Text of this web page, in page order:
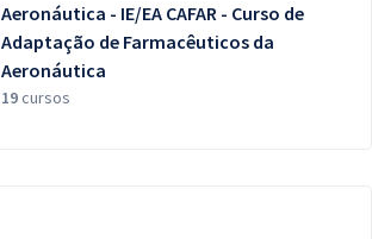
Aeronáutica - IE/EA CAFAR - Curso de
Adaptação de Farmacêuticos da
Aeronáutica
19cursos